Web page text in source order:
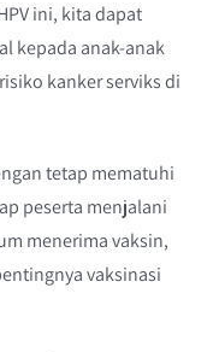
ini, kita dapat
kepada anak-anak
kanker serviks di
tetap mematuhi
peserta menjalani
menerima vaksin,
vaksinasi